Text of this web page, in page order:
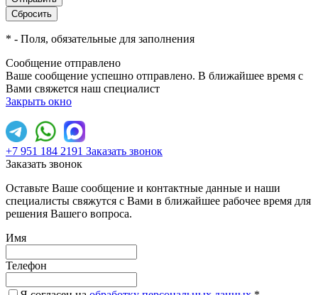
* - Поля, обязательные для заполнения
Сообщение отправлено
Ваше сообщение успешно отправлено. В ближайшее время с
Вами свяжется наш специалист
Закрыть окно
+7 951 184 2191 Заказать звонок
Заказать звонок
Оставьте Ваше сообщение и контактные данные и наши
специалисты свяжутся с Вами в ближайшее рабочее время для
решения Вашего вопроса.
Имя
Телефон